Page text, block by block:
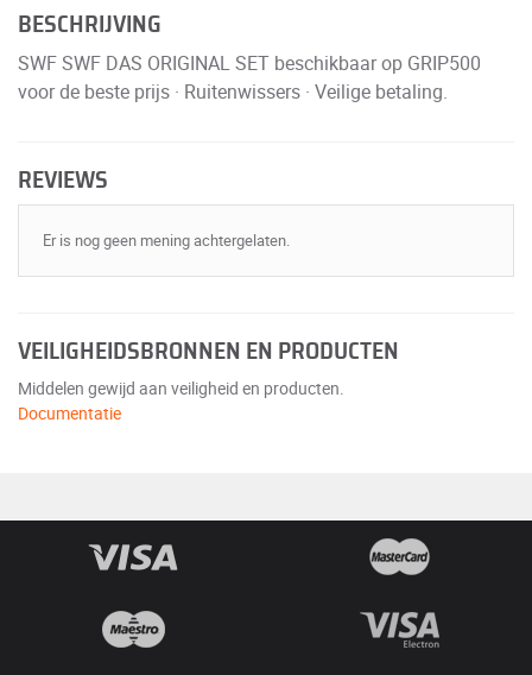
BESCHRIJVING
SWF SWF DAS ORIGINAL SET beschikbaar op GRIP500
voor de beste prijs · Ruitenwissers · Veilige betaling.
REVIEWS
Er is nog geen mening achtergelaten.
VEILIGHEIDSBRONNEN EN PRODUCTEN
Middelen gewijd aan veiligheid en producten.
Documentatie